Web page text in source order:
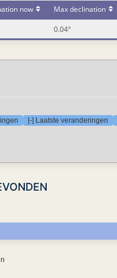
now Max declination
0.04°
[-] Laatste veranderingen